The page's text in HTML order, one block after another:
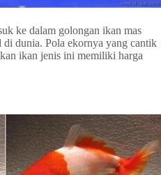
ke dalam golongan ikan mas
di dunia. Pola ekornya yang cantik
ikan jenis ini memiliki harga